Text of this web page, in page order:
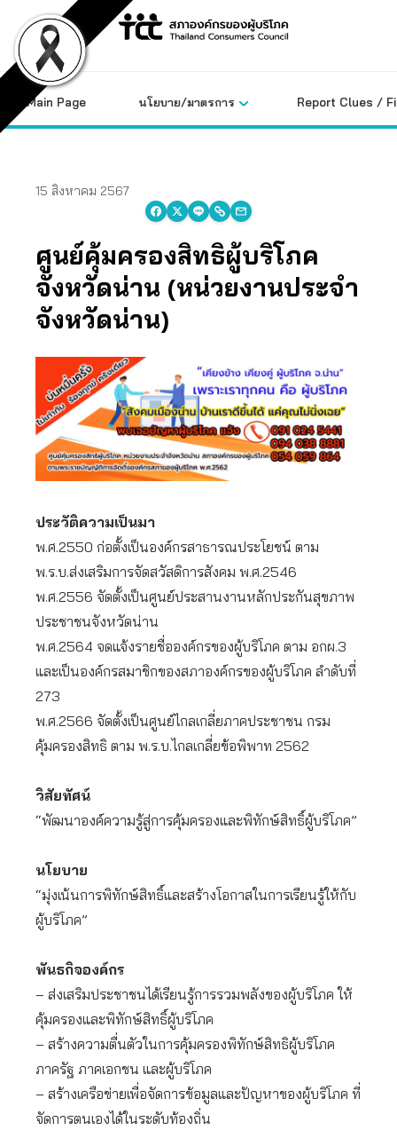
content
Main Page นโยบาย/มาตรการ Report Clues /
15 สิงหาคม 2567
ศูนย์คุ้มครองสิทธิผู้บริโภค
จังหวัดน่าน (หน่วยงานประจำ
จังหวัดน่าน)
ประวัติความเป็นมา
พ.ศ.2550 ก่อตั้งเป็นองค์กรสาธารณประโยชน์ ตาม
พ.ร.บ.ส่งเสริมการจัดสวัสดิการสังคม พ.ศ.2546
พ.ศ.2556 จัดตั้งเป็นศูนย์ประสานงานหลักประกันสุขภาพ
ประชาชนจังหวัดน่าน
พ.ศ.2564 จดแจ้งรายชื่อองค์กรของผู้บริโภค ตาม อกผ.3
และเป็นองค์กรสมาชิกของสภาองค์กรของผู้บริโภค ลำดับที่
273
พ.ศ.2566 จัดตั้งเป็นศูนย์ไกลเกลี่ยภาคประชาชน กรม
คุ้มครองสิทธิ ตาม พ.ร.บ.ไกลเกลี่ยข้อพิพาท 2562
วิสัยทัศน์
“พัฒนาองค์ความรู้สู่การคุ้มครองและพิทักษ์สิทธิ์ผู้บริโภค”
นโยบาย
“มุ่งเน้นการพิทักษ์สิทธิ์และสร้างโอกาสในการเรียนรู้ให้กับ
ผู้บริโภค”
พันธกิจองค์กร
– ส่งเสริมประชาชนได้เรียนรู้การรวมพลังของผู้บริโภค ให้
คุ้มครองและพิทักษ์สิทธิ์ผู้บริโภค
– สร้างความตื่นตัวในการคุ้มครองพิทักษ์สิทธิผู้บริโภค
ภาครัฐ ภาคเอกชน และผู้บริโภค
– สร้างเครือข่ายเพื่อจัดการข้อมูลและปัญหาของผู้บริโภค ที่
จัดการตนเองได้ในระดับท้องถิ่น